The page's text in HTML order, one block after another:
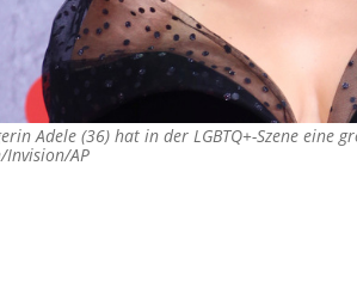
Adele (36) hat in der LGBTQ+-Szene eine
Invision/AP